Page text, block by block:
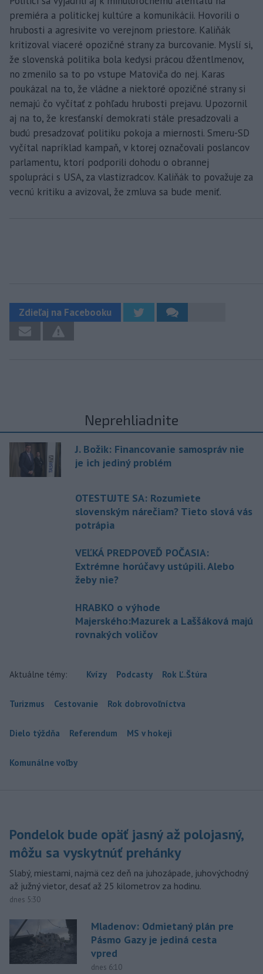
premiéra a politickej kultúre a komunikácii. Hovorili o
hrubosti a agresivite vo verejnom priestore. Kaliňák
kritizoval viaceré opozičné strany za burcovanie. Myslí si,
že slovenská politika bola kedysi prácou džentlmenov,
no zmenilo sa to po vstupe Matoviča do nej. Karas
poukázal na to, že vládne a niektoré opozičné strany si
nemajú čo vyčítať z pohľadu hrubosti prejavu. Upozornil
aj na to, že kresťanskí demokrati stále presadzovali a
budú presadzovať politiku pokoja a miernosti. Smeru-SD
vyčítal napríklad kampaň, v ktorej označovali poslancov
parlamentu, ktorí podporili dohodu o obrannej
spolupráci s USA, za vlastizradcov. Kaliňák to považuje za
vecnú kritiku a avizoval, že zmluva sa bude meniť.
Zdieľaj na Facebooku
Neprehliadnite
J. Božik: Financovanie samospráv nie
je ich jediný problém
OTESTUJTE SA: Rozumiete
slovenským nárečiam? Tieto slová vás
potrápia
VEĽKÁ PREDPOVEĎ POČASIA:
Extrémne horúčavy ustúpili. Alebo
žeby nie?
HRABKO o výhode
Majerského:Mazurek a Laššáková majú
rovnakých voličov
Aktuálne témy: Kvízy Podcasty Rok Ľ.Štúra
Turizmus Cestovanie Rok dobrovoľníctva
Dielo týždňa Referendum MS v hokeji
Komunálne voľby
Pondelok bude opäť jasný až polojasný,
môžu sa vyskytnúť prehánky
Slabý, miestami, najmä cez deň na juhozápade, juhovýchodný
až južný vietor, desať až 25 kilometrov za hodinu.
dnes 5:30
Mladenov: Odmietaný plán pre
Pásmo Gazy je jediná cesta
vpred
dnes 6:10